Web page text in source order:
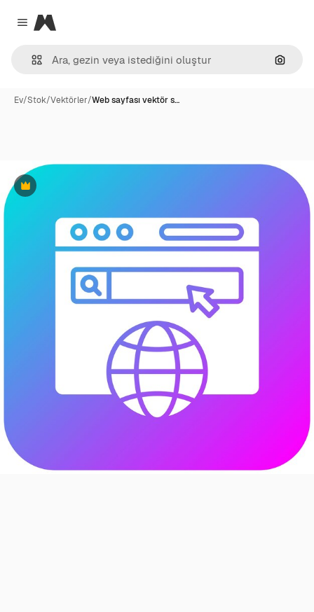
Close menu
Magnific
Ev/Stok/Vektörler/Web sayfası vektör s…
Premium